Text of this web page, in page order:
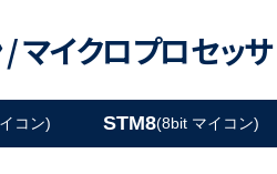
/マイクロプロセッサ
コン) STM8(8bit マイコン)